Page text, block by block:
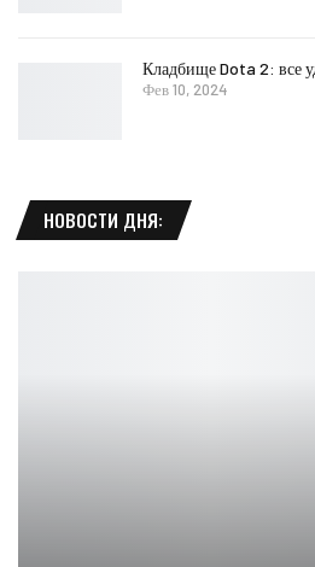
Кладбище Dota 2: все
Фев 10, 2024
НОВОСТИ ДНЯ: